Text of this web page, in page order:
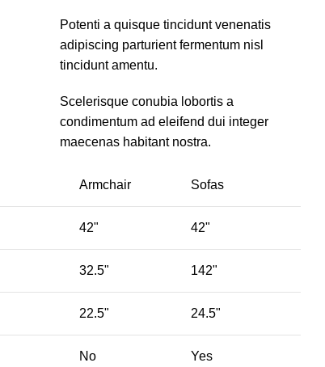
Potenti a quisque tincidunt venenatis
adipiscing parturient fermentum nisl
tinciduntamentu.
Scelerisque conubia lobortis a
condimentum ad eleifend dui integer
maecenas habitant nostra.
Armchair Sofas
42" 42"
32.5" 142"
22.5" 24.5"
No Yes